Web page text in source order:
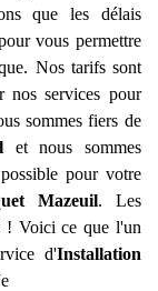
que les délais
vous permettre
Nos tarifs sont
nos services pour
sommes fiers de
et nous sommes
pour votre
Mazeuil. Les
! Voici ce que l'un
d'Installation